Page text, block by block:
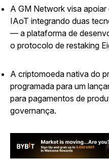
A GM Network visa
IAoT integrando duas
— a plataforma de
o protocolo de restaking
A criptomoeda nativa do
programada para um
para pagamentos de
governança.